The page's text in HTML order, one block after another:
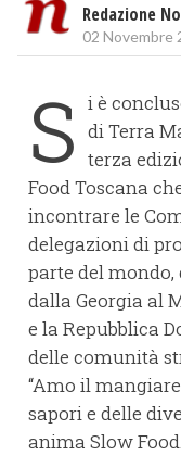
Redazione
02 Novembre
S i è
di Terra
terza
Food Toscana
incontrare le
delegazioni di
parte del mondo,
dalla Georgia al
e la Repubblica
delle comunità
“Amo il
sapori e delle
anima Slow Food.